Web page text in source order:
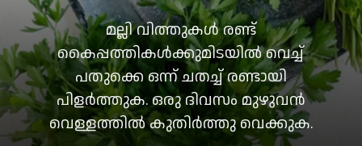
മല്ലി വിത്തുകൾ രണ്ട്
കൈപ്പത്തികൾക്കുമിടയിൽ വെച്ച്
പതുക്കെ ഒന്ന് ചതച്ച് രണ്ടായി
പിളർത്തുക. ഒരു ദിവസം മുഴുവൻ
വെള്ളത്തിൽ കുതിർത്തു വെക്കുക.